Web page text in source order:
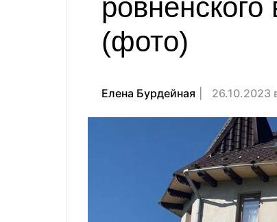
(фото)
Елена Бурдейная 26.10.2023